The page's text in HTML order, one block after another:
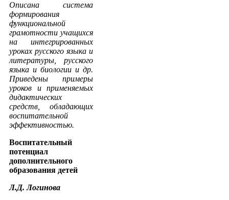
Описана система
формирования
функциональной
грамотности учащихся
на интегрированных
уроках русского языка и
литературы, русского
языка и биологии и др.
Приведены примеры
уроков и применяемых
дидактических
средств, обладающих
воспитательной
эффективностью.
Воспитательный
потенциал
дополнительного
образования детей
Л.Д. Логинова